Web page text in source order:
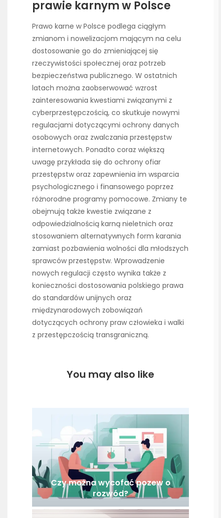
prawie karnym w Polsce
Prawo karne w Polsce podlega ciągłym
zmianom i nowelizacjom mającym na celu
dostosowanie go do zmieniającej się
rzeczywistości społecznej oraz potrzeb
bezpieczeństwa publicznego. W ostatnich
latach można zaobserwować wzrost
zainteresowania kwestiami związanymi z
cyberprzestępczością, co skutkuje nowymi
regulacjami dotyczącymi ochrony danych
osobowych oraz zwalczania przestępstw
internetowych. Ponadto coraz większą
uwagę przykłada się do ochrony ofiar
przestępstw oraz zapewnienia im wsparcia
psychologicznego i finansowego poprzez
różnorodne programy pomocowe. Zmiany te
obejmują także kwestie związane z
odpowiedzialnością karną nieletnich oraz
stosowaniem alternatywnych form karania
zamiast pozbawienia wolności dla młodszych
sprawców przestępstw. Wprowadzenie
nowych regulacji często wynika także z
konieczności dostosowania polskiego prawa
do standardów unijnych oraz
międzynarodowych zobowiązań
dotyczących ochrony praw człowieka i walki
z przestępczością transgraniczną.
You may also like
Czy można wycofać pozew o
rozwód?